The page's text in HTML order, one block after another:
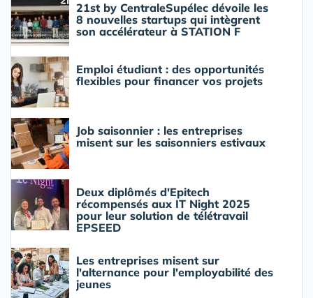
21st by CentraleSupélec dévoile les
8 nouvelles startups qui intègrent
son accélérateur à STATION F
Emploi étudiant : des opportunités
flexibles pour financer vos projets
Job saisonnier : les entreprises
misent sur les saisonniers estivaux
Deux diplômés d'Epitech
récompensés aux IT Night 2025
pour leur solution de télétravail
EPSEED
Les entreprises misent sur
l'alternance pour l'employabilité des
jeunes